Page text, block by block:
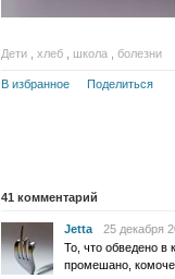
Дети хлеб школа болезни
В избранное Поделиться
41 комментарий
Jetta 25 декабря
То, что обведено в
промешано,